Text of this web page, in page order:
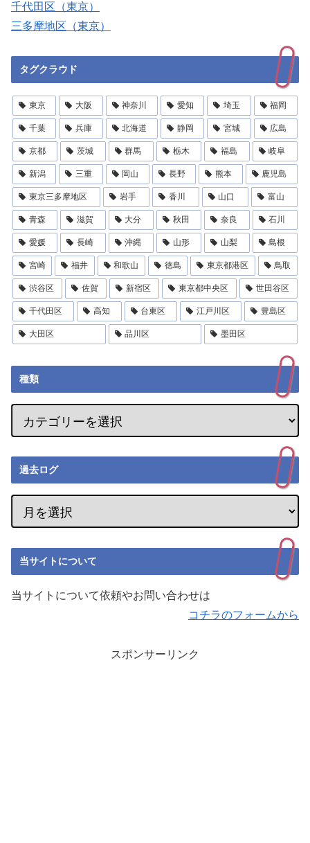
千代田区（東京）
三多摩地区（東京）
タグクラウド
東京 大阪 神奈川 愛知 埼玉 福岡
千葉 兵庫 北海道 静岡 宮城 広島
京都 茨城 群馬 栃木 福島 岐阜
新潟 三重 岡山 長野 熊本 鹿児島
東京三多摩地区 岩手 香川 山口 富山
青森 滋賀 大分 秋田 奈良 石川
愛媛 長崎 沖縄 山形 山梨 島根
宮崎 福井 和歌山 徳島 東京都港区 鳥取
渋谷区 佐賀 新宿区 東京都中央区 世田谷区
千代田区 高知 台東区 江戸川区 豊島区
大田区 品川区 墨田区
種類
過去ログ
当サイトについて
当サイトについて依頼やお問い合わせは
コチラのフォームから
スポンサーリンク